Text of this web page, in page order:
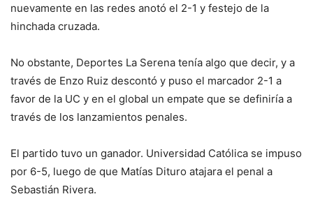
nuevamente en las redes anotó el 2-1 y festejo de la
hinchada cruzada.
No obstante, Deportes La Serena tenía algo que decir, y a
través de Enzo Ruiz descontó y puso el marcador 2-1 a
favor de la UC y en el global un empate que se definiría a
través de los lanzamientos penales.
El partido tuvo un ganador. Universidad Católica se impuso
por 6-5, luego de que Matías Dituro atajara el penal a
Sebastián Rivera.